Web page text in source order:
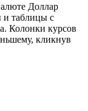
Доллар
и таблицы с
Колонки курсов
кликнув